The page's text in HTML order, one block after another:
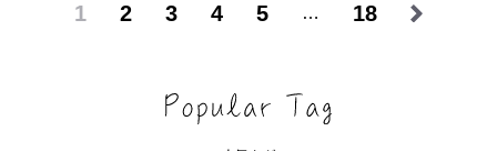
1 2 3 4 5 … 18